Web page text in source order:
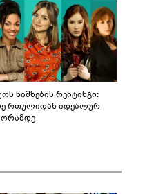
ნიშნების რეიტინგი:
რთულიდან იდეალურ